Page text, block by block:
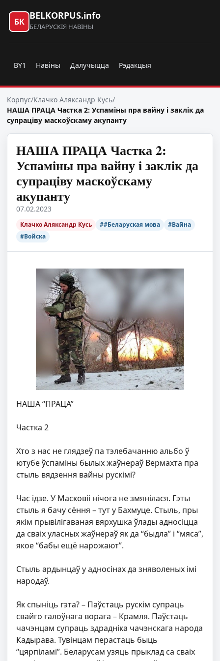
БК
BELKORPUS.info
БЕЛАРУСКІЯ НАВІНЫ
BY1 Навіны Далучыцца Рэдакцыя
Корпус/Клачко Аляксандр Кусь/
НАША ПРАЦА Частка 2: Успаміны пра вайну і заклік да
супраціву маскоўскаму акупанту
НАША ПРАЦА Частка 2:
Успаміны пра вайну і заклік да
супраціву маскоўскаму
акупанту
07.02.2023
Клачко Аляксандр Кусь ##Беларуская мова
#Вайна
#Войска
НАША “ПРАЦА”
Частка 2
Хто з нас не глядзеў па тэлебачанню альбо ў
ютубе ўспаміны былых жаўнераў Вермахта пра
стыль вядзення вайны рускімі?
Час ідзе. У Масковіі нічога не змянілася. Гэты
стыль я бачу сёння – тут у Бахмуце. Стыль, пры
якім прывілігаваная вярхушка ўлады адносіцца
да сваіх уласных жаўнераў як да “быдла” і “мяса”,
якое “бабы ещё нарожают”.
Стыль ардынцаў у адносінах да зняволеных імі
народаў.
Як спыніць гэта? – Паўстаць рускім супраць
свайго галоўнага ворага – Крамля. Паўстаць
чачэнцам супраць здрадніка чачэнскага народа
Кадырава. Тувінцам перастаць быць
“цярпіламі”. Беларусам узяць прыклад са сваіх